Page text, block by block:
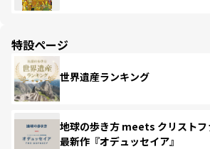
特設ページ
世界遺産ランキング
地球の歩き方 meets クリストフ
最新作『オデュッセイア』